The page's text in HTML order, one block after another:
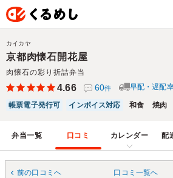
京都肉懐石開花屋
肉懐石の彩り折詰弁当
カイカヤ
4.66 60件 早配・遅配
帳票電子発行可 インボイス対応 和食 焼肉
弁当一覧 口コミ カレンダー 配
前の口コミへ 口コミ一覧へ